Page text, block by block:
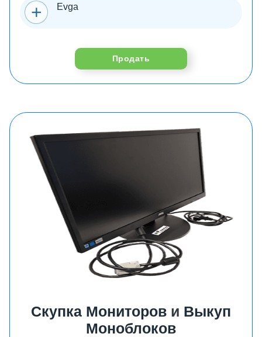
Evga
Продать
Скупка Мониторов и Выкуп
Моноблоков